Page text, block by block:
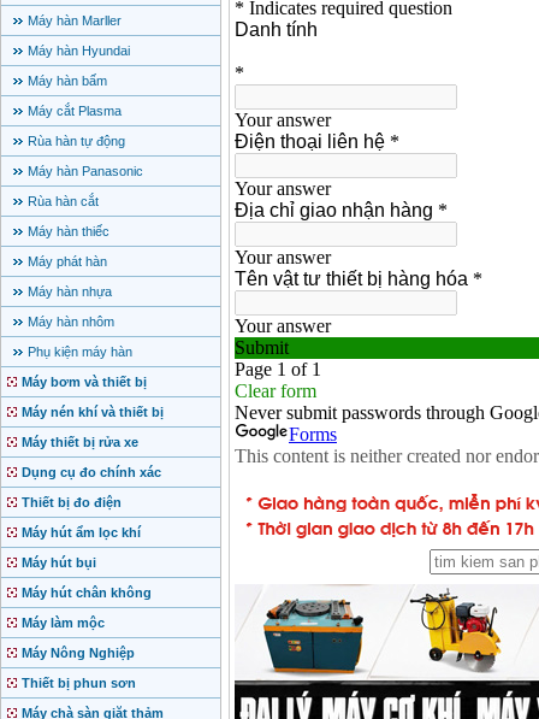
Máy hàn Marller
Máy hàn Hyundai
Máy hàn bấm
Máy cắt Plasma
Rùa hàn tự động
Máy hàn Panasonic
Rùa hàn cắt
Máy hàn thiếc
Máy phát hàn
Máy hàn nhựa
Máy hàn nhôm
Phụ kiện máy hàn
Máy bơm và thiết bị
Máy nén khí và thiết bị
Máy thiết bị rửa xe
Dụng cụ đo chính xác
Thiết bị đo điện
Máy hút ẩm lọc khí
Máy hút bụi
Máy hút chân không
Máy làm mộc
Máy Nông Nghiệp
Thiết bị phun sơn
Máy chà sàn giặt thảm